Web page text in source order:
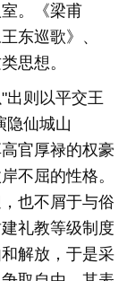
。《梁甫
东巡歌》、
思想。
则以平交王
隐仙城山
官厚禄的权豪
不屈的性格。
也不屑于与俗
礼教等级制度
解放，于是采